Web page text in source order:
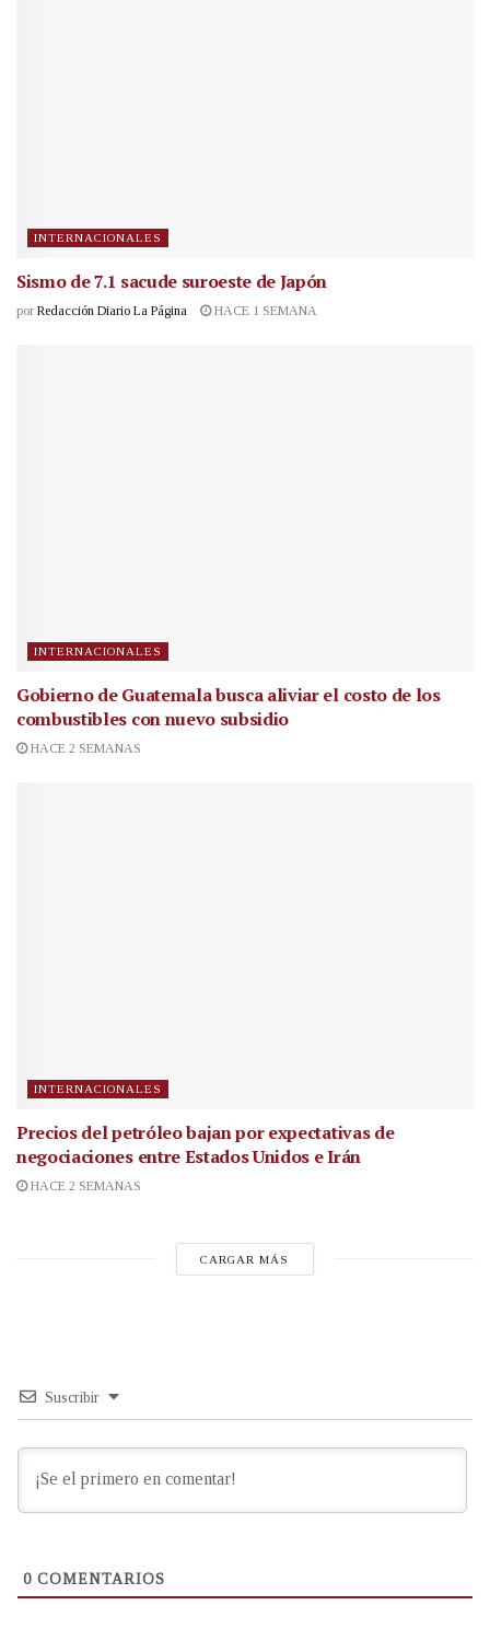
INTERNACIONALES
Sismo de 7.1 sacude suroeste de Japón
por Redacción Diario La Página HACE 1 SEMANA
INTERNACIONALES
Gobierno de Guatemala busca aliviar el costo de los
combustibles con nuevo subsidio
HACE 2 SEMANAS
INTERNACIONALES
Precios del petróleo bajan por expectativas de
negociaciones entre Estados Unidos e Irán
HACE 2 SEMANAS
CARGAR MÁS
Suscribir
0 COMENTARIOS